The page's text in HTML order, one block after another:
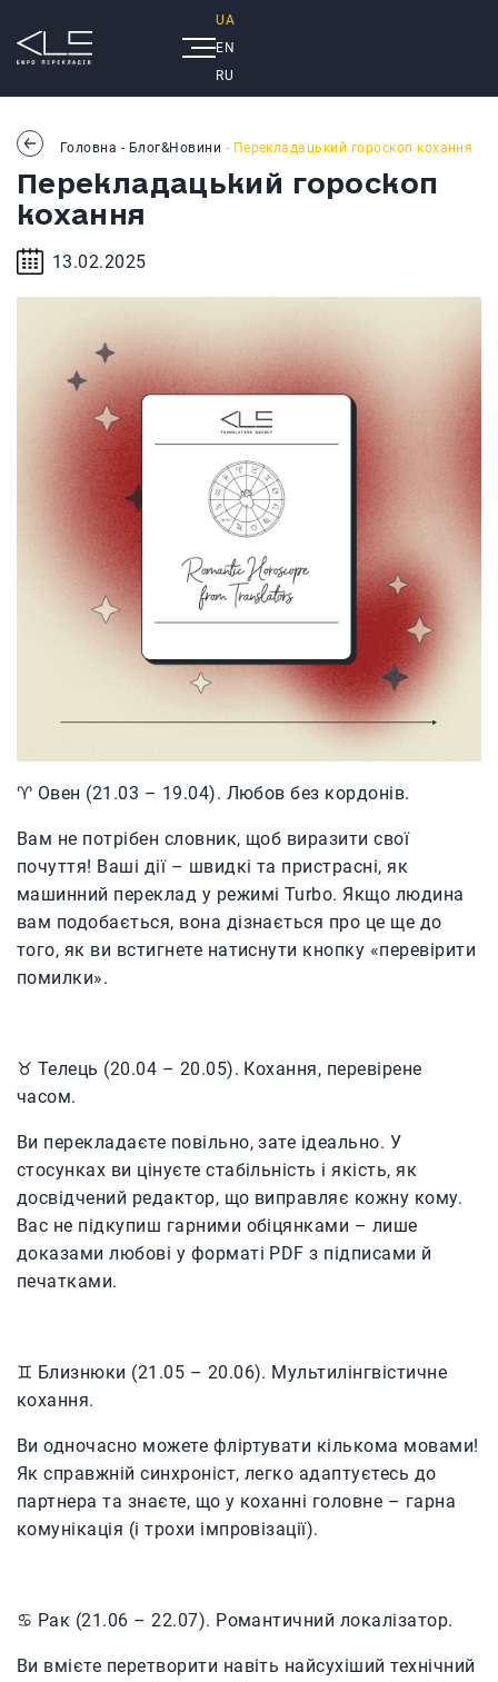
UA
EN
RU
Головна - Блог&Новини - Перекладацький гороскоп кохання
Перекладацький гороскоп
кохання
13.02.2025
♈️ Овен (21.03 – 19.04). Любов без кордонів.
Вам не потрібен словник, щоб виразити свої
почуття! Ваші дії – швидкі та пристрасні, як
машинний переклад у режимі Turbo. Якщо людина
вам подобається, вона дізнається про це ще до
того, як ви встигнете натиснути кнопку «перевірити
помилки».
♉️ Телець (20.04 – 20.05). Кохання, перевірене
часом.
Ви перекладаєте повільно, зате ідеально. У
стосунках ви цінуєте стабільність і якість, як
досвідчений редактор, що виправляє кожну кому.
Вас не підкупиш гарними обіцянками – лише
доказами любові у форматі PDF з підписами й
печатками.
♊️ Близнюки (21.05 – 20.06). Мультилінгвістичне
кохання.
Ви одночасно можете фліртувати кількома мовами!
Як справжній синхроніст, легко адаптуєтесь до
партнера та знаєте, що у коханні головне – гарна
комунікація (і трохи імпровізації).
♋️ Рак (21.06 – 22.07). Романтичний локалізатор.
Ви вмієте перетворити навіть найсухіший технічний